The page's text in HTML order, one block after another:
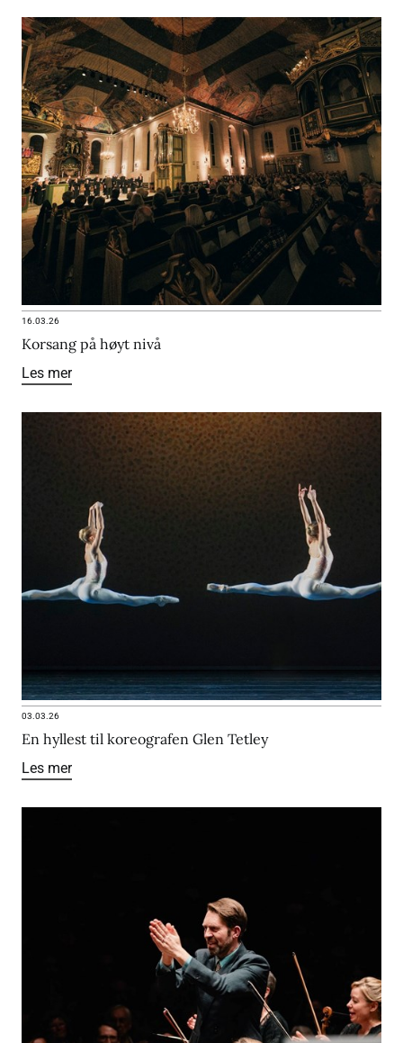
16.03.26
Korsang på høyt nivå
Les mer
03.03.26
En hyllest til koreografen Glen Tetley
Les mer